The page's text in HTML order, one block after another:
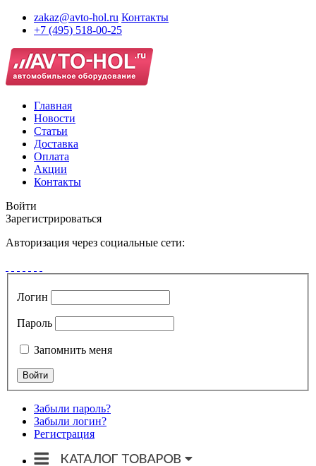
zakaz@avto-hol.ru Контакты
+7 (495) 518-00-25
Главная
Новости
Статьи
Доставка
Оплата
Акции
Контакты
Войти
Зарегистрироваться
Авторизация через социальные сети:
Логин
Пароль
Запомнить меня
Забыли пароль?
Забыли логин?
Регистрация